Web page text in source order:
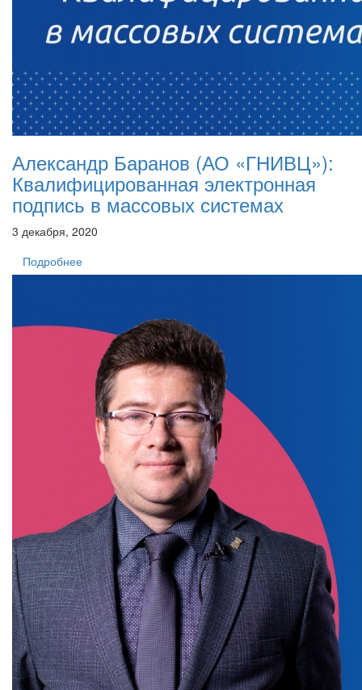
Александр Баранов (АО «ГНИВЦ»):
Квалифицированная электронная
подпись в массовых системах
3 декабря, 2020
Подробнее